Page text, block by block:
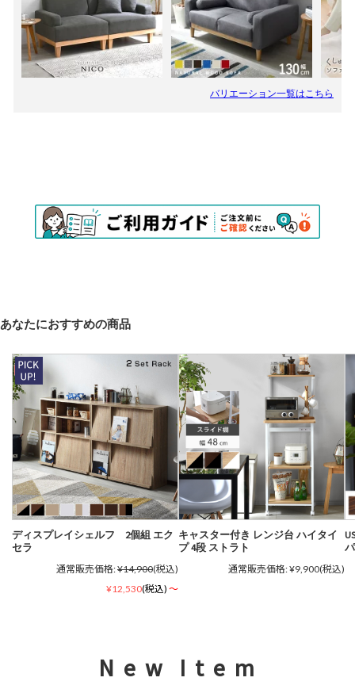
あなたにおすすめの商品
ディスプレイシェルフ 2個組 エク
セラ
通常販売価格:¥14,900(税込)
¥12,530(税込) ～
キャスター付き レンジ台 ハイタイ
プ 4段 ストラト
通常販売価格:¥9,900(税込)
N e w I t e m